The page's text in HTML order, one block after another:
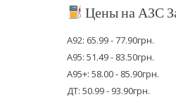
Цены на АЗС
А92: 65.99 - 77.90грн.
А95: 51.49 - 83.50грн.
А95+: 58.00 - 85.90грн.
ДТ: 50.99 - 93.90грн.